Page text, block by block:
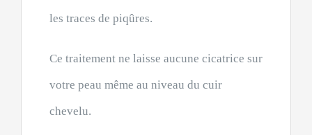
les traces de piqûres.
Ce traitement ne laisse aucune cicatrice sur
votre peau même au niveau du cuir
chevelu.